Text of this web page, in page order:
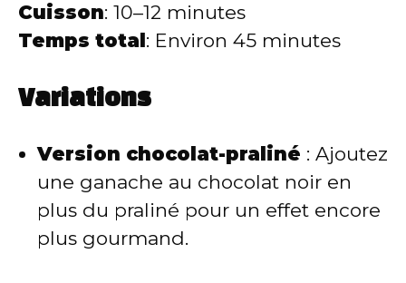
Cuisson: 10–12 minutes
Temps total : Environ 45 minutes
Variations
Version chocolat-praliné : Ajoutez
une ganache au chocolat noir en
plus du praliné pour un effet encore
plus gourmand.